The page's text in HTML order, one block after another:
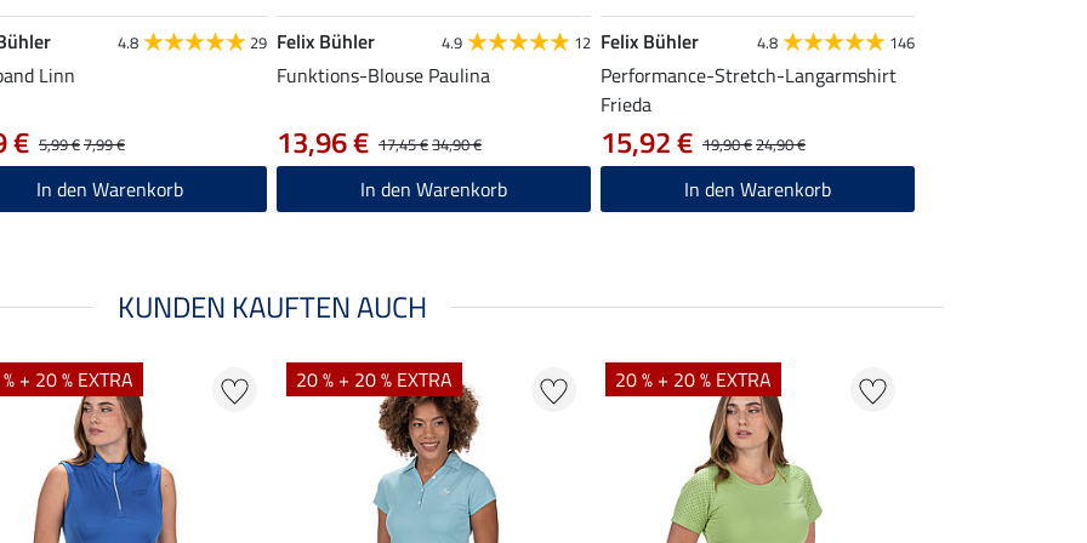
4.8 29
Linn
5,99 €7,99 €
€
In den Warenkorb
Felix Bühler 4.9 12
Funktions-Blouse Paulina
17,45 €34,90 €
13,96 €
In den Warenkorb
Felix Bühler 4.8 146
Performance-Stretch-Langarmshirt
Frieda
19,90 €24,90 €
15,92 €
In den Warenkorb
KUNDEN KAUFTEN AUCH
+ 20 % EXTRA 20 % + 20 % EXTRA 20 % + 20 % EXTRA